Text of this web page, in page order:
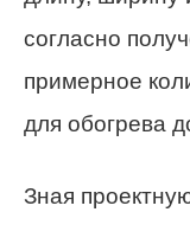
согласно
примерное
для обогрева
Зная